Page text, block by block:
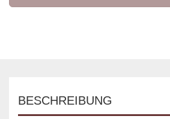
BESCHREIBUNG